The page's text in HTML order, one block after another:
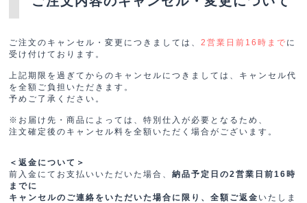
ご注文のキャンセル・変更につきましては、 2営業日前16時まで に
受け付けております。
上記期限を過ぎてからのキャンセルにつきましては、キャンセル代
を全額ご負担いただきます。
予めご了承ください。
※お届け先・商品によっては、特別仕入が必要となるため、
注文確定後のキャンセル料を全額いただく場合がございます。
＜返金について＞
前入金にてお支払いいただいた場合、納品予定日の2営業日前16時
までに
キャンセルのご連絡をいただいた場合に限り、全額ご返金 いたしま